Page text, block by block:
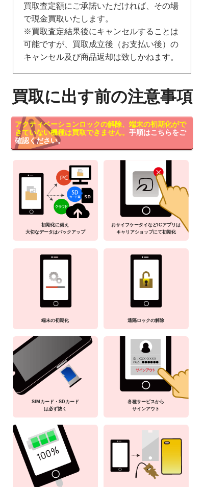
買取査定額にご承諾いただければ、その場
で現金買取いたします。
※買取査定結果後にキャンセルすることは
可能ですが、買取成立後（お支払い後）の
キャンセル及び商品返却は致しかねます。
買取に出す前の注意事項
アクティベーションロックの解除、端末の初期化がで
きていない機種は買取できません。 手順はこちらをご
確認ください。
初期化に備え
大切なデータはバックアップ
おサイフケータイなどICアプリは
キャリアショップにて初期化
端末の初期化 遠隔ロックの解除
SIMカード・SDカード
は必ず抜く
各種サービスから
サインアウト